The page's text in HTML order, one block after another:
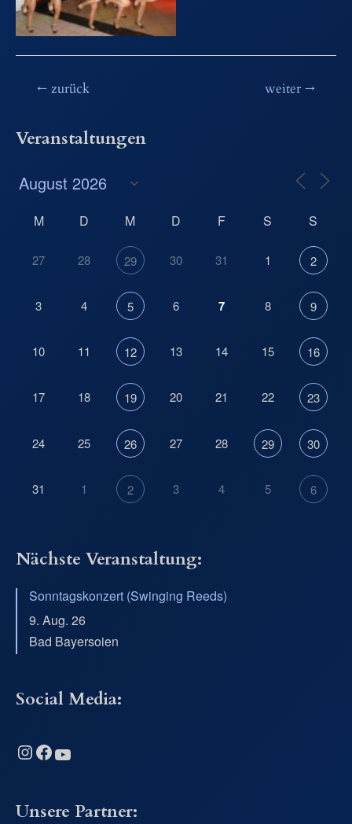
Beitragsnavigation
←zurück weiter→
Veranstaltungen
M D M D F S S
27 28 29 30 31 1 2
3 4 5 6 7 8 9
10 11 12 13 14 15 16
17 18 19 20 21 22 23
24 25 26 27 28 29 30
31 1 2 3 4 5 6
Nächste Veranstaltung:
Sonntagskonzert (Swinging Reeds)
9. Aug. 26
Bad Bayersoien
Social Media:
Instagram Facebook YouTube
Unsere Partner: